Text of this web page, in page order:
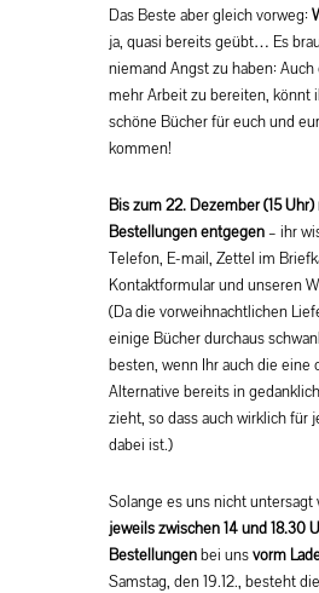
Das Beste aber gleich vorweg:
ja, quasi bereits geübt… Es
niemand Angst zu haben:
mehr Arbeit zu bereiten, könnt
schöne Bücher für euch und
kommen!
Bis zum 22. Dezember (15
Bestellungen entgegen– ihr
Telefon, E-mail, Zettel im
Kontaktformular und unseren
(Da die vorweihnachtlichen
einige Bücher durchaus
besten, wenn Ihr auch die eine
Alternative bereits in
zieht, so dass auch wirklich für
dabei ist.)
Solange es uns nicht untersagt
jeweils zwischen 14 und 18.30
Bestellungenbei unsvorm
Samstag, den 19.12., besteht